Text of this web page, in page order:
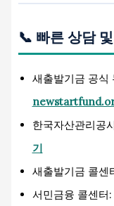
📞 빠른 상담
새출발기금 공식
한국자산관리공
기
새출발기금 콜센
서민금융 콜센터: